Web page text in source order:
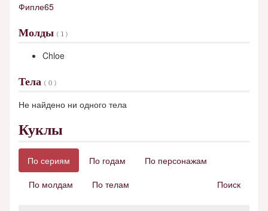
Фипле65
Молды ( 1 )
Chloe
Тела ( 0 )
Не найдено ни одного тела
Куклы
По сериям По годам
По персонажам
По молдам
По телам Поиск